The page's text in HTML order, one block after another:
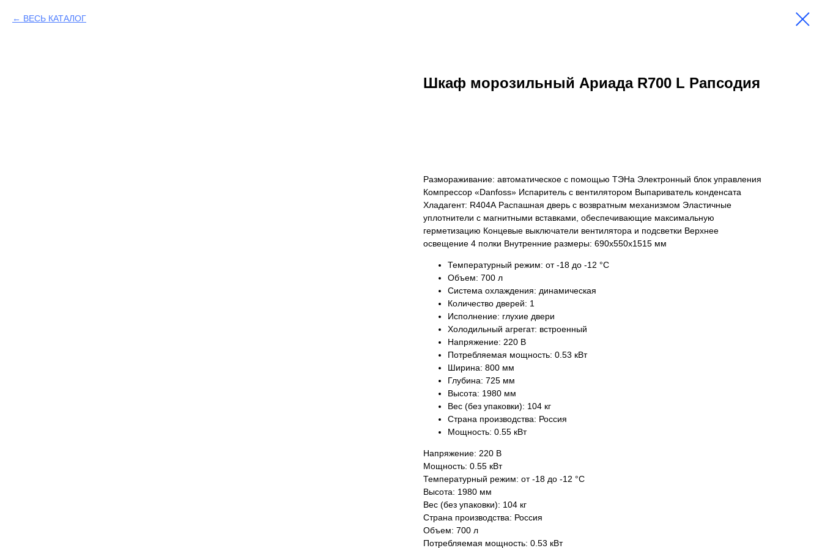
ВЕСЬ КАТАЛОГ
Шкаф морозильный Ариада R700 L Рапсодия
Размораживание: автоматическое с помощью ТЭНа Электронный блок управления
Компрессор «Danfoss» Испаритель с вентилятором Выпариватель конденсата
Хладагент: R404А Распашная дверь с возвратным механизмом Эластичные
уплотнители с магнитными вставками, обеспечивающие максимальную
герметизацию Концевые выключатели вентилятора и подсветки Верхнее
освещение 4 полки Внутренние размеры: 690х550х1515 мм
Температурный режим: от -18 до -12 °C
Объем: 700 л
Система охлаждения: динамическая
Количество дверей: 1
Исполнение: глухие двери
Холодильный агрегат: встроенный
Напряжение: 220 В
Потребляемая мощность: 0.53 кВт
Ширина: 800 мм
Глубина: 725 мм
Высота: 1980 мм
Вес (без упаковки): 104 кг
Страна производства: Россия
Мощность: 0.55 кВт
Напряжение: 220 В
Мощность: 0.55 кВт
Температурный режим: от -18 до -12 °C
Высота: 1980 мм
Вес (без упаковки): 104 кг
Страна производства: Россия
Объем: 700 л
Потребляемая мощность: 0.53 кВт